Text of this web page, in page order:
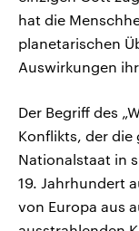
hat die
planetarischen
Auswirkungen
Der Begriff des
Konflikts, der die
Nationalstaat in
19. Jahrhundert
von Europa aus